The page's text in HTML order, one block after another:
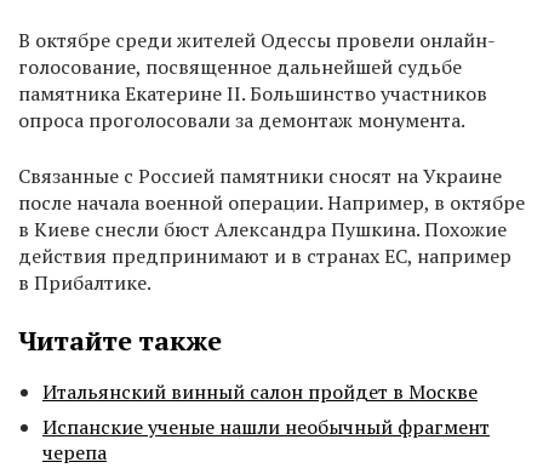
В октябре среди жителей Одессы провели онлайн-
голосование, посвященное дальнейшей судьбе
памятника Екатерине II. Большинство участников
опроса проголосовали за демонтаж монумента.
Связанные с Россией памятники сносят на Украине
после начала военной операции. Например, в октябре
в Киеве снесли бюст Александра Пушкина. Похожие
действия предпринимают и в странах ЕС, например
в Прибалтике.
Читайте также
Итальянский винный салон пройдет в Москве
Испанские ученые нашли необычный фрагмент
черепа